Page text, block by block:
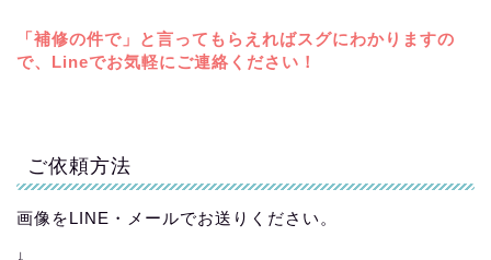
「補修の件で」と言ってもらえればスグにわかりますの
で、Lineでお気軽にご連絡ください！
ご依頼方法
画像をLINE・メールでお送りください。
↓